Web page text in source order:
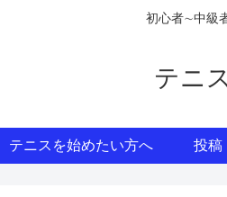
初心者∼中級
テニ
テニスを始めたい方へ 投稿